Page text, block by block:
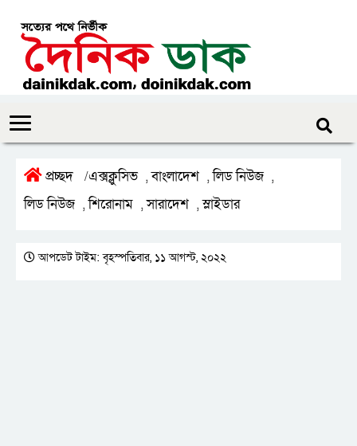
প্রচ্ছদ /এক্সক্লুসিভ ,বাংলাদেশ ,লিড নিউজ ,
লিড নিউজ ,শিরোনাম ,সারাদেশ ,স্লাইডার
আপডেট টাইম: বৃহস্পতিবার, ১১ আগস্ট, ২০২২